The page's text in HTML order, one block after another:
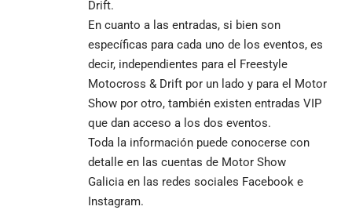
Drift.
En cuanto a las entradas, si bien son
específicas para cada uno de los eventos, es
decir, independientes para el Freestyle
Motocross & Drift por un lado y para el Motor
Show por otro, también existen entradas VIP
que dan acceso a los dos eventos.
Toda la información puede conocerse con
detalle en las cuentas de Motor Show
Galicia en las redes sociales Facebook e
Instagram.